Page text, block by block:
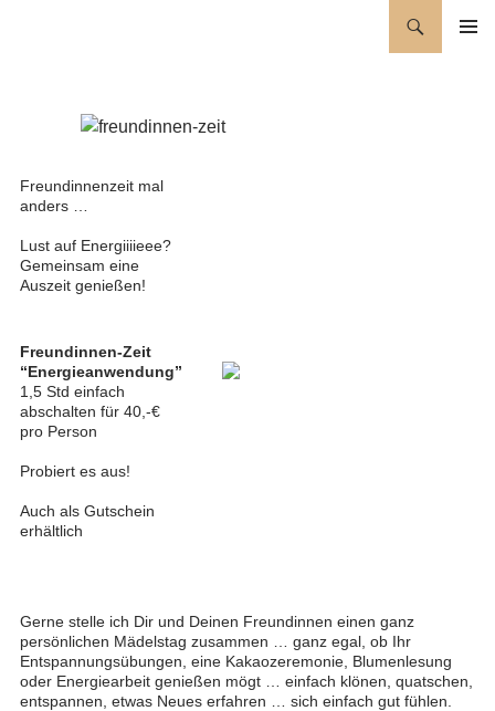
Freundinnenzeit mal
anders …
Lust auf Energiiiieee?
Gemeinsam eine
Auszeit genießen!
Freundinnen-Zeit
“Energieanwendung”
1,5 Std einfach
abschalten für 40,-€
pro Person
Probiert es aus!
Auch als Gutschein
erhältlich
Gerne stelle ich Dir und Deinen Freundinnen einen ganz
persönlichen Mädelstag zusammen … ganz egal, ob Ihr
Entspannungsübungen, eine Kakaozeremonie, Blumenlesung
oder Energiearbeit genießen mögt … einfach klönen, quatschen,
entspannen, etwas Neues erfahren … sich einfach gut fühlen.